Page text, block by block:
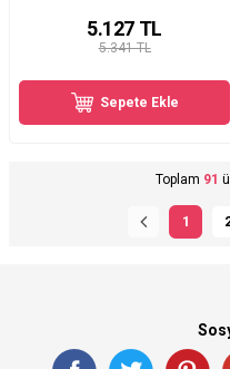
5.341 TL
5.127 TL
Sepete Ekle
Toplam 91
1